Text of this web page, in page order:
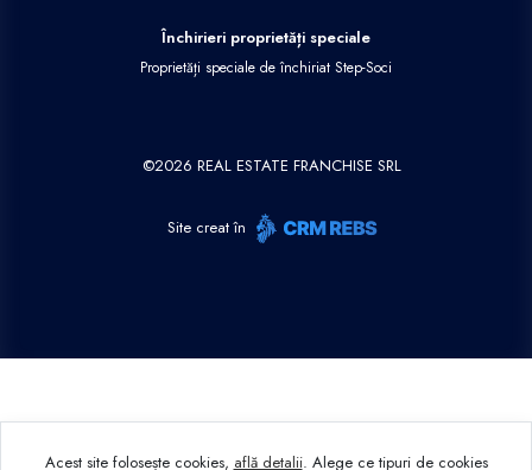
Închirieri proprietăți speciale
Proprietăți speciale de închiriat Step-Soci
©2026 REAL ESTATE FRANCHISE SRL
Site creat în
Acest site folosește cookies, află detalii. Alege ce tipuri de cookies